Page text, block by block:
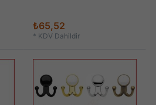
₺65,52
* KDV Dahildir